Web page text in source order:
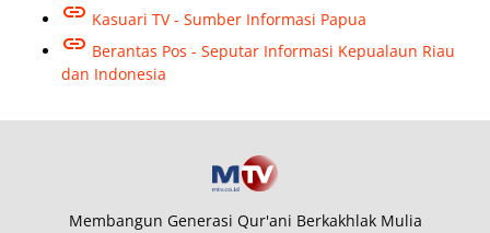
Kasuari TV - Sumber Informasi Papua
Berantas Pos - Seputar Informasi Kepualaun Riau
dan Indonesia
Membangun Generasi Qur'ani Berkakhlak Mulia